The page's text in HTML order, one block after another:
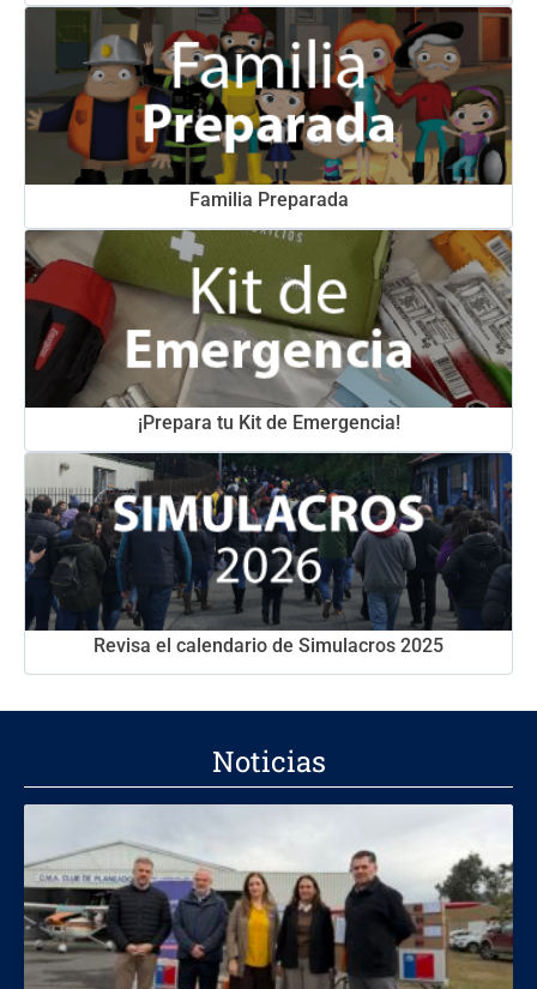
Familia Preparada
¡Prepara tu Kit de Emergencia!
Revisa el calendario de Simulacros 2025
Noticias